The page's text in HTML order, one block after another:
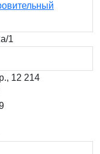
1
12 214